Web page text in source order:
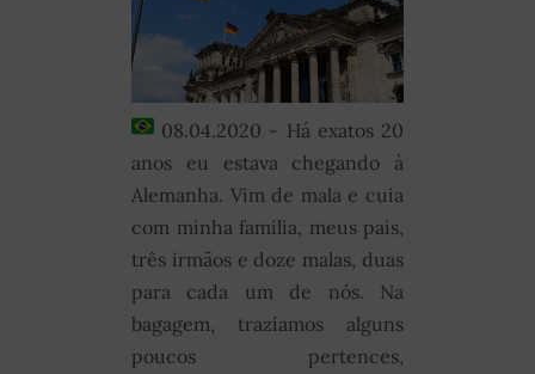
08.04.2020 - Há exatos 20
anos eu estava chegando à
Alemanha. Vim de mala e cuia
com minha família, meus pais,
três irmãos e doze malas, duas
para cada um de nós. Na
bagagem, trazíamos alguns
poucos pertences,